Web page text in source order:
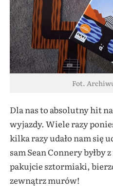
Fot.
Dla nas to absolutny hit
wyjazdy. Wiele razy
kilka razy udało nam się
sam Sean Connery byłby
pakujcie sztormiaki,
zewnątrz murów!